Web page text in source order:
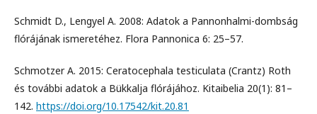
Schmidt D., Lengyel A. 2008: Adatok a Pannonhalmi-dombság
flórájának ismeretéhez. Flora Pannonica 6: 25–57.
Schmotzer A. 2015: Ceratocephala testiculata (Crantz) Roth
és további adatok a Bükkalja flórájához. Kitaibelia 20(1): 81–
142. https://doi.org/10.17542/kit.20.81